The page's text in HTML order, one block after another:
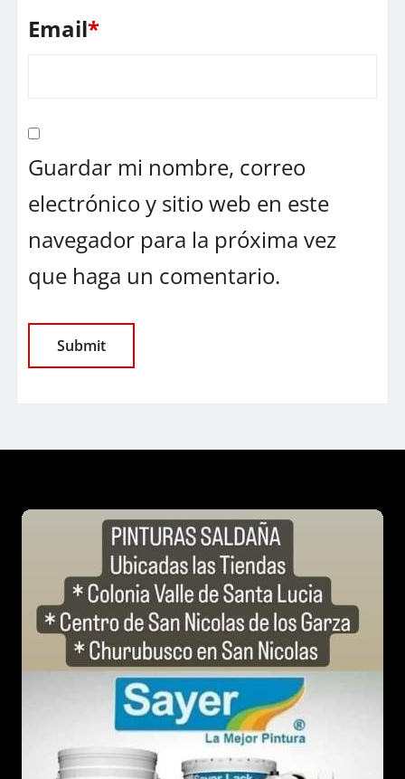
Email*
Guardar mi nombre, correo
electrónico y sitio web en este
navegador para la próxima vez
que haga un comentario.